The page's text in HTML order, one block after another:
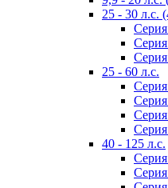
25 - 30 л.с.
Серия
25 - 60 л.с.
Серия
Серия
40 - 125 л.с.